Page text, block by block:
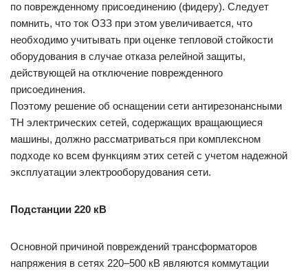
по поврежденному присоединению (фидеру). Следует
помнить, что ток ОЗЗ при этом увеличивается, что
необходимо учитывать при оценке тепловой стойкости
оборудования в случае отказа релейной защиты,
действующей на отключение поврежденного
присоединения.
Поэтому решение об оснащении сети антирезонансными
ТН электрических сетей, содержащих вращающиеся
машины, должно рассматриваться при комплексном
подходе ко всем функциям этих сетей с учетом надежной
эксплуатации электрооборудования сети.
Подстанции 220 кВ
Основной причиной повреждений трансформаторов
напряжения в сетях 220–500 кВ являются коммутации